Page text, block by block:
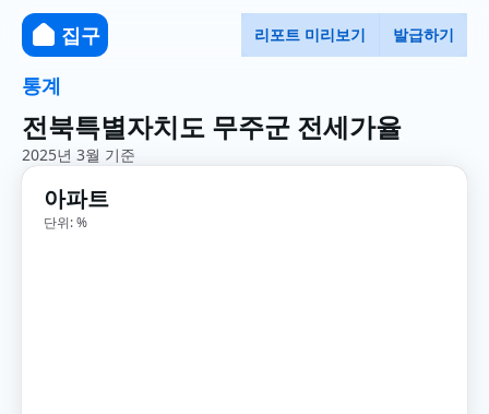
집구 리포트 미리보기 발급하기
통계
전북특별자치도 무주군 전세가율
2025년 3월 기준
아파트
단위: %